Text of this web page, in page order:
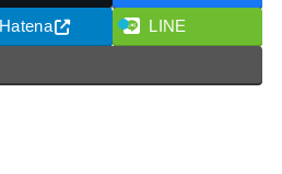
Hatena LINE